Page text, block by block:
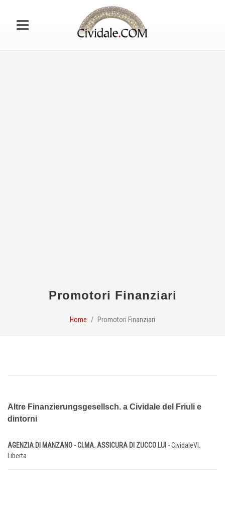
Promotori Finanziari
Home Promotori Finanziari
Altre Finanzierungsgesellsch. a Cividale del Friuli e
dintorni
AGENZIA DI MANZANO - CI.MA. ASSICURA DI ZUCCO LUI - CividaleVl.
Liberta